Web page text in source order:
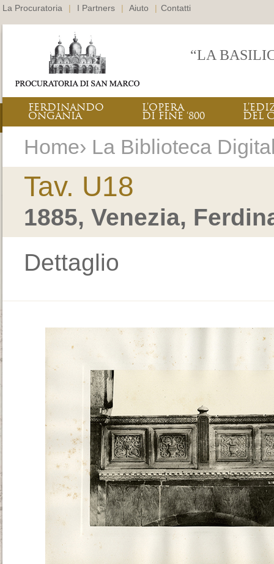
La Procuratoria | I Partners | Aiuto | Contatti
“LA
FERDINANDO
ONGANIA
L’OPERA
DI FINE ‘800 DEL
Home› La Biblioteca
Tav. U18
1885, Venezia,
Dettaglio